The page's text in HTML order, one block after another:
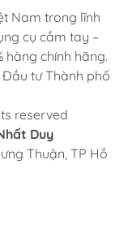
Nam trong lĩnh
cụ cầm tay –
hàng chính hãng.
Đầu tư Thành phố
reserved
Duy
Thuận, TP Hồ